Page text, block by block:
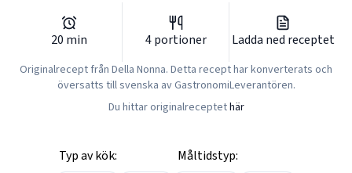
20 min 4 portioner Ladda ned receptet
Originalrecept från Della Nonna. Detta recept har konverterats och
översatts till svenska av GastronomiLeverantören.
Du hittar originalreceptethär
Typ av kök: Måltidstyp: